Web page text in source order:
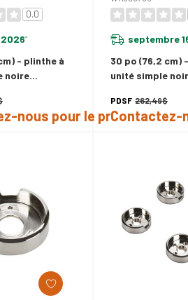
0.0
*
- plinthe à
noire
nous pour le prix
septembre
30 po (76,2 cm)
unité simple
PDSF 262,49$
Contactez-